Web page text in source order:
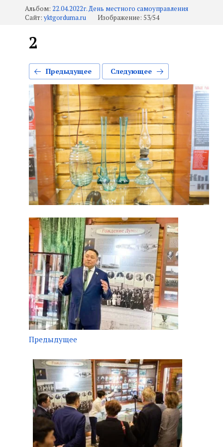
Альбом: 22.04.2022г. День местного самоуправления
Сайт: yktgorduma.ru Изображение: 53/54
2
Предыдущее Следующее
Предыдущее